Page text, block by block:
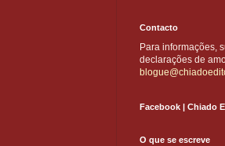
Contacto
Para informações,
declarações de
Facebook | Chiado
O que se escreve